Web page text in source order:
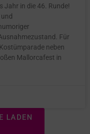
Jahr in die 46. Runde!
Für
neben
Mallorcafest in
LADEN